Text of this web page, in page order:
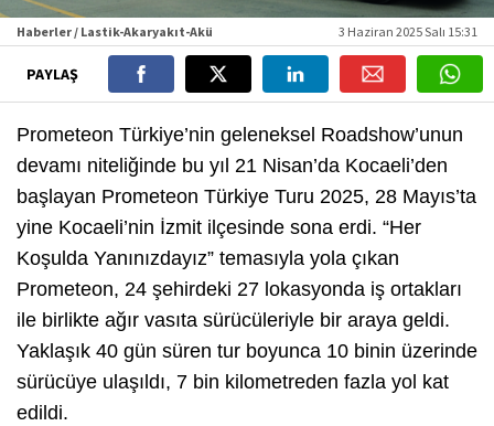
Haberler / Lastik-Akaryakıt-Akü 3 Haziran 2025 Salı 15:31
PAYLAŞ
Prometeon Türkiye’nin geleneksel Roadshow’unun
devamı niteliğinde bu yıl 21 Nisan’da Kocaeli’den
başlayan Prometeon Türkiye Turu 2025, 28 Mayıs’ta
yine Kocaeli’nin İzmit ilçesinde sona erdi. “Her
Koşulda Yanınızdayız” temasıyla yola çıkan
Prometeon, 24 şehirdeki 27 lokasyonda iş ortakları
ile birlikte ağır vasıta sürücüleriyle bir araya geldi.
Yaklaşık 40 gün süren tur boyunca 10 binin üzerinde
sürücüye ulaşıldı, 7 bin kilometreden fazla yol kat
edildi.